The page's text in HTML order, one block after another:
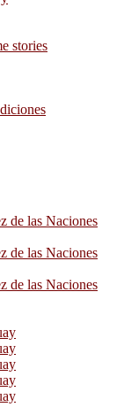
stories
de las Naciones
de las Naciones
de las Naciones